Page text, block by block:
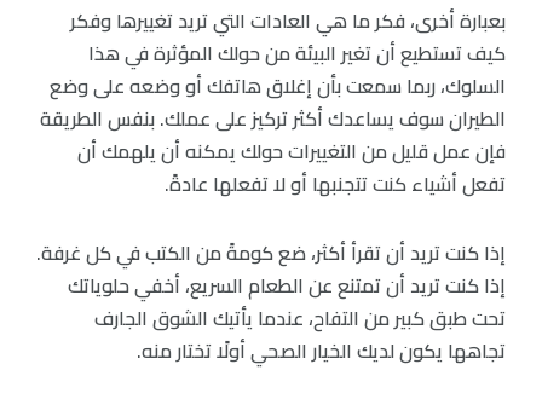
بعبارة أخرى، فكر ما هي العادات التي تريد تغييرها وفكر
كيف تستطيع أن تغير البيئة من حولك المؤثرة في هذا
السلوك، ربما سمعت بأن إغلاق هاتفك أو وضعه على وضع
الطيران سوف يساعدك أكثر تركيز على عملك. بنفس الطريقة
فإن عمل قليل من التغييرات حولك يمكنه أن يلهمك أن
تفعل أشياء كنت تتجنبها أو لا تفعلها عادةً.
إذا كنت تريد أن تقرأ أكثر، ضع كومةً من الكتب في كل غرفة.
إذا كنت تريد أن تمتنع عن الطعام السريع، أخفي حلوياتك
تحت طبق كبير من التفاح، عندما يأتيك الشوق الجارف
تجاهها يكون لديك الخيار الصحي أولًا تختار منه.